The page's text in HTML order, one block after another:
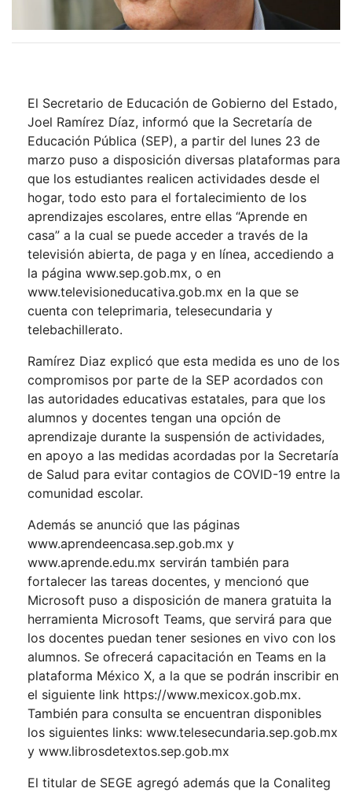
El Secretario de Educación de Gobierno del Estado,
Joel Ramírez Díaz, informó que la Secretaría de
Educación Pública (SEP), a partir del lunes 23 de
marzo puso a disposición diversas plataformas para
que los estudiantes realicen actividades desde el
hogar, todo esto para el fortalecimiento de los
aprendizajes escolares, entre ellas “Aprende en
casa” a la cual se puede acceder a través de la
televisión abierta, de paga y en línea, accediendo a
la página www.sep.gob.mx, o en
www.televisioneducativa.gob.mx en la que se
cuenta con teleprimaria, telesecundaria y
telebachillerato.
Ramírez Diaz explicó que esta medida es uno de los
compromisos por parte de la SEP acordados con
las autoridades educativas estatales, para que los
alumnos y docentes tengan una opción de
aprendizaje durante la suspensión de actividades,
en apoyo a las medidas acordadas por la Secretaría
de Salud para evitar contagios de COVID-19 entre la
comunidad escolar.
Además se anunció que las páginas
www.aprendeencasa.sep.gob.mx y
www.aprende.edu.mx servirán también para
fortalecer las tareas docentes, y mencionó que
Microsoft puso a disposición de manera gratuita la
herramienta Microsoft Teams, que servirá para que
los docentes puedan tener sesiones en vivo con los
alumnos. Se ofrecerá capacitación en Teams en la
plataforma México X, a la que se podrán inscribir en
el siguiente link https://www.mexicox.gob.mx.
También para consulta se encuentran disponibles
los siguientes links: www.telesecundaria.sep.gob.mx
y www.librosdetextos.sep.gob.mx
El titular de SEGE agregó además que la Conaliteg